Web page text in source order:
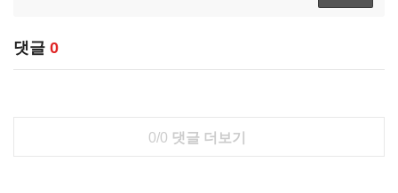
댓글 0
0/0 댓글 더보기